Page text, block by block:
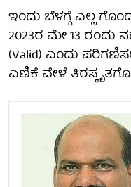
ಇಂದು ಬೆಳಗ್ಗೆ ಎಲ್ಲ
2023ರ ಮೇ 13
(Valid) ಎಂದು
ಎಣಿಕೆ ವೇಳೆ